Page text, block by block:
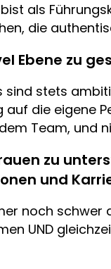
als
die
Ebene zu
stets
die eigene
Team, und
zu
und
noch
UND